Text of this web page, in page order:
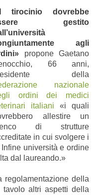
tirocinio dovrebbe
gestito
agli
propone Gaetano
66 anni,
della
nazionale
ordini dei medici
italiani «i quali
allestire un
di strutture
in cui svolgere i
università e ordine
dal laureando.»
regolamentazione della
tavolo altri aspetti della